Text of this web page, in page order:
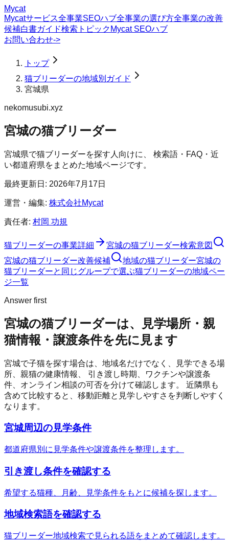
Mycat
Mycatサービス全事業SEOハブ全事業の選び方全事業の改善
候補白書ガイド検索トピック Mycat SEOハブ
お問い合わせ->
トップ
猫ブリーダーの地域別ガイド
宮城県
nekomusubi.xyz
宮城の猫ブリーダー
宮城県で猫ブリーダーを探す人向けに、 検索語・FAQ・近
い都道府県をまとめた地域ページです。
最終更新日: 2026年7月17日
運営・編集: 株式会社Mycat
責任者: 村岡 功規
猫ブリーダーの事業詳細
宮城の猫ブリーダー検索意図
宮城の猫ブリーダー改善候補
地域の猫ブリーダー宮城の
猫ブリーダーと同じグループで選ぶ猫ブリーダーの地域ペー
ジ一覧
Answer first
宮城の猫ブリーダーは、見学場所・親
猫情報・譲渡条件を先に見ます
宮城で子猫を探す場合は、地域名だけでなく、見学できる場
所、親猫の健康情報、 引き渡し時期、ワクチンや譲渡条
件、オンライン相談の可否を分けて確認します。 近隣県も
含めて比較すると、移動距離と見学しやすさを判断しやすく
なります。
宮城周辺の見学条件
都道府県別に見学条件や譲渡条件を整理します。
引き渡し条件を確認する
希望する猫種、月齢、見学条件をもとに候補を探します。
地域検索語を確認する
猫ブリーダー地域検索で見られる語をまとめて確認します。